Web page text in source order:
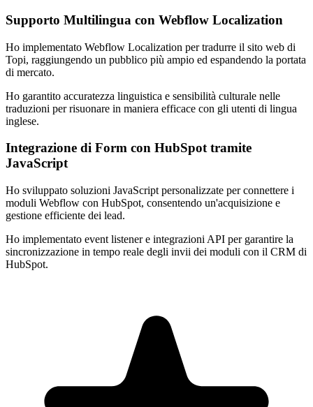
Supporto Multilingua con Webflow Localization
Ho implementato Webflow Localization per tradurre il sito web di
Topi, raggiungendo un pubblico più ampio ed espandendo la portata
di mercato.
Ho garantito accuratezza linguistica e sensibilità culturale nelle
traduzioni per risuonare in maniera efficace con gli utenti di lingua
inglese.
Integrazione di Form con HubSpot tramite
JavaScript
Ho sviluppato soluzioni JavaScript personalizzate per connettere i
moduli Webflow con HubSpot, consentendo un'acquisizione e
gestione efficiente dei lead.
Ho implementato event listener e integrazioni API per garantire la
sincronizzazione in tempo reale degli invii dei moduli con il CRM di
HubSpot.